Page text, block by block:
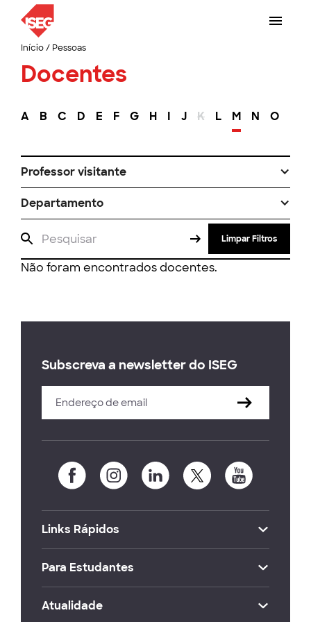
Início/ Pessoas
Docentes
A B C D E F G H I J K L M N O
Professor visitante
Departamento
Limpar Filtros
Não foram encontrados docentes.
Subscreva a newsletter do ISEG
Links Rápidos
Para Estudantes
Atualidade